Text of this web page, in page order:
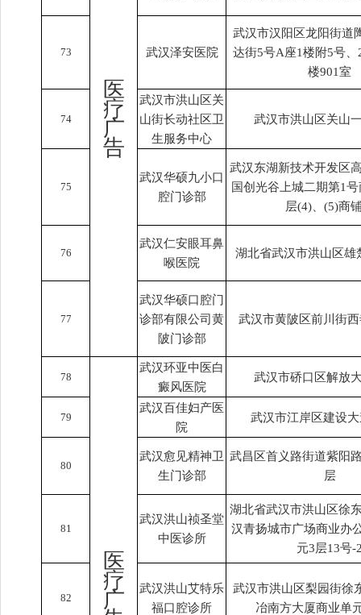
医
疗
广
告
73 武汉泽安医院
武汉市汉阳区龙阳街道
达街5号A座1楼附5号、
楼901室
74
武汉市洪山区关
山街长动社区卫
生服务中心
武汉市洪山区关山
75
武汉华硕九小口
腔门诊部
武汉东湖新技术开发区
国创光谷上城二期第1
层(4)、(5)商
76
武汉仁安眼耳鼻
喉医院
湖北省武汉市洪山区雄
77
武汉华硕口腔门
诊部有限公司黄
陂门诊部
武汉市黄陂区前川街
78
医
疗
广
武汉环亚中医白
癜风医院
武汉市硚口区解放
79
武汉百佳妇产医
院
武汉市江岸区建设
80
武汉愈见精神卫
生门诊部
武昌区首义路街道紫阳
层
81
武汉洪山祯圣堂
中医诊所
湖北省武汉市洪山区徐
汉青扬城市广场商业办
元3层13号-
82
武汉洪山艾特乐
福口腔诊所
武汉市洪山区梨园街徐
冶南方大厦商业单